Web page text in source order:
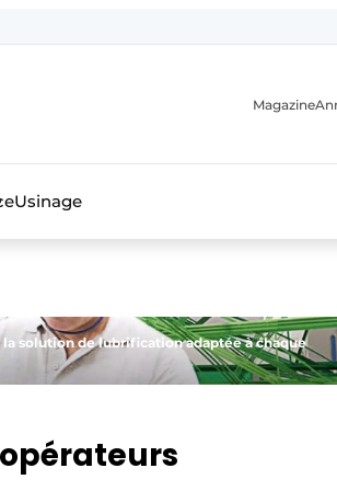
Magazine
Usinage
solution de lubrification adaptée à chaque